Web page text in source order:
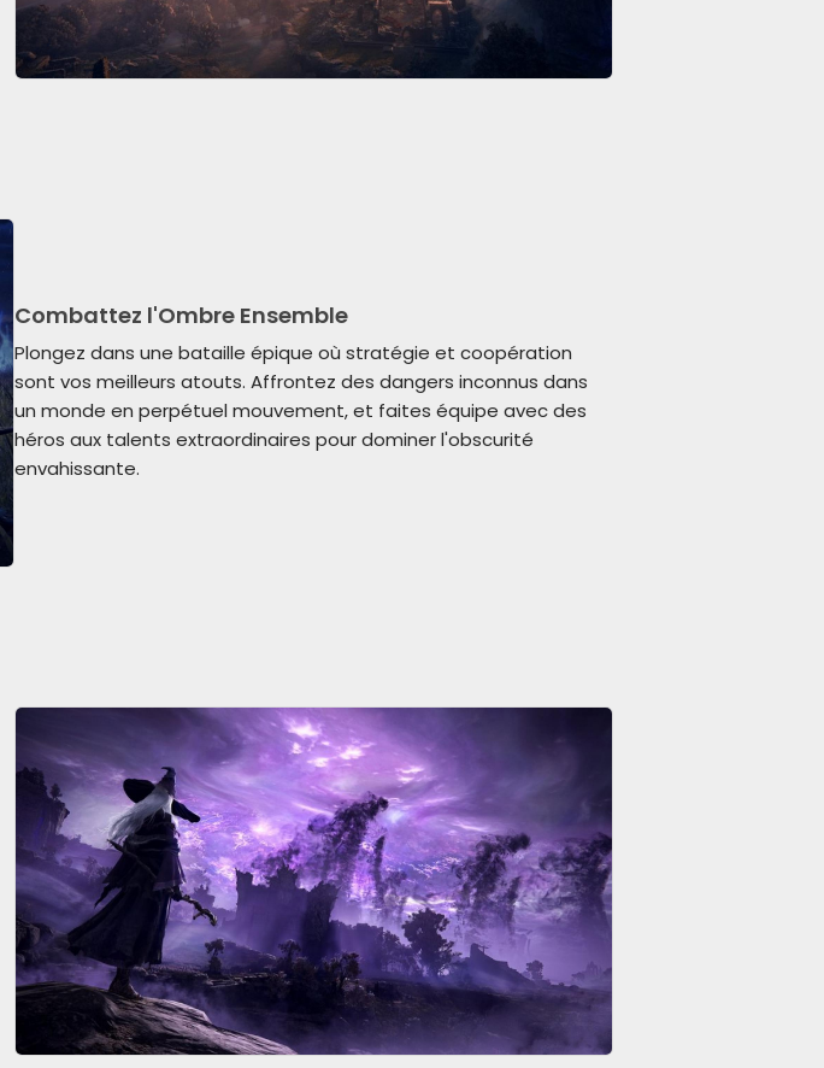
Combattez l'Ombre Ensemble
Plongez dans une bataille épique où stratégie et coopération
sont vos meilleurs atouts. Affrontez des dangers inconnus dans
un monde en perpétuel mouvement, et faites équipe avec des
héros aux talents extraordinaires pour dominer l'obscurité
envahissante.